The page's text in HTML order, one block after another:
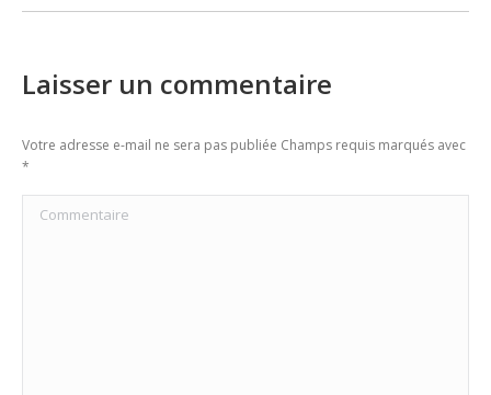
Laisser un commentaire
Votre adresse e-mail ne sera pas publiée Champs requis marqués avec
*
Commentaire